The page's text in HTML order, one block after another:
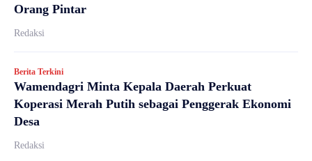
Orang Pintar
Redaksi
Berita Terkini
Wamendagri Minta Kepala Daerah Perkuat
Koperasi Merah Putih sebagai Penggerak Ekonomi
Desa
Redaksi